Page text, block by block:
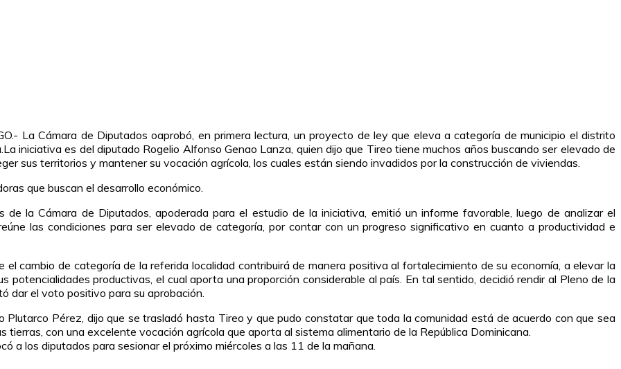
La Cámara de Diputados oaprobó, en primera lectura, un proyecto de ley que eleva a categoría de municipio el distrito
iniciativa es del diputado Rogelio Alfonso Genao Lanza, quien dijo que Tireo tiene muchos años buscando ser elevado de
sus territorios y mantener su vocación agrícola, los cuales están siendo invadidos por la construcción de viviendas.
que buscan el desarrollo económico.
la Cámara de Diputados, apoderada para el estudio de la iniciativa, emitió un informe favorable, luego de analizar el
las condiciones para ser elevado de categoría, por contar con un progreso significativo en cuanto a productividad e
el cambio de categoría de la referida localidad contribuirá de manera positiva al fortalecimiento de su economía, a elevar la
potencialidades productivas, el cual aporta una proporción considerable al país. En tal sentido, decidió rendir al Pleno de la
dar el voto positivo para su aprobación.
Plutarco Pérez, dijo que se trasladó hasta Tireo y que pudo constatar que toda la comunidad está de acuerdo con que sea
con una excelente vocación agrícola que aporta al sistema alimentario de la República Dominicana.
a los diputados para sesionar el próximo miércoles a las 11 de la mañana.